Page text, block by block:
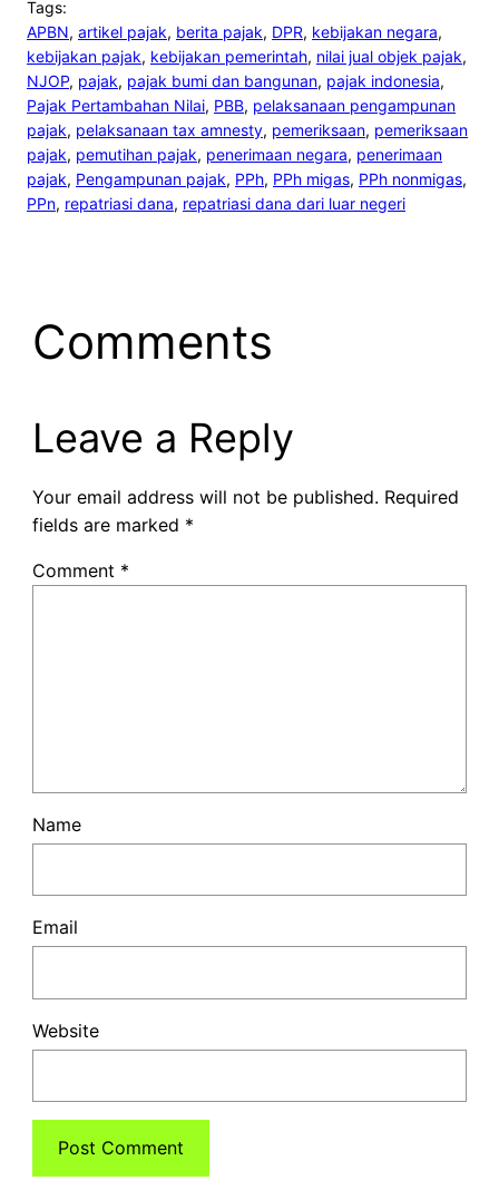
Tags:
APBN, artikel pajak, berita pajak, DPR, kebijakan negara
kebijakan pajak, kebijakan pemerintah, nilai jual objek pajak
NJOP, pajak, pajak bumi dan bangunan, pajak indonesia
Pajak Pertambahan Nilai, PBB, pelaksanaan pengampunan
pajak, pelaksanaan tax amnesty, pemeriksaan, pemeriksaan
pajak, pemutihan pajak, penerimaan negara, penerimaan
pajak, Pengampunan pajak, PPh, PPh migas, PPh nonmigas
PPn, repatriasi dana, repatriasi dana dari luar negeri
Comments
Leave a Reply
Your email address will not be published. Required
fields are marked *
Comment *
Name
Email
Website